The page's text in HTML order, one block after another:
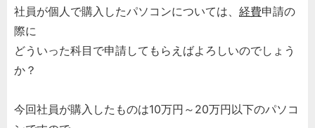
社員が個人で購入したパソコンについては、 経費申請の
際に
どういった科目で申請してもらえばよろしいのでしょう
か？
今回社員が購入したものは10万円～20万円以下のパソコ